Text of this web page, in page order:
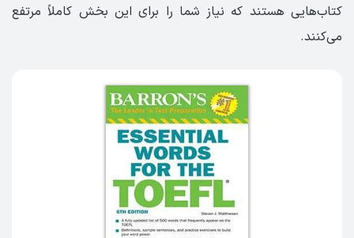
کتاب‌هایی هستند که نیاز شما را برای این بخش کاملاً مرتفع
می‌کنند.